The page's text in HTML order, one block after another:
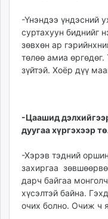
-Үнэндээ үндэсний
суртахуун биднийг
зөвхөн ар
төлөө амиа
зүйтэй. Хоёр дүү
-Цаашид
дуугаа хүргэхээр
-Хэрэв тэдний
захиргаа
дарч байгаа
хүсэлтэй байна.
очих болно. Очиж ч